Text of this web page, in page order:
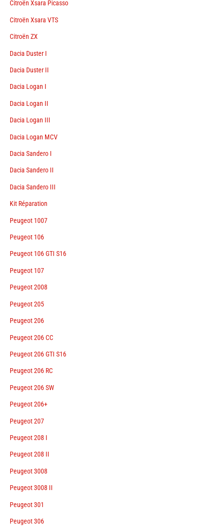
Citroën Xsara Picasso
Citroën Xsara VTS
Citroën ZX
Dacia Duster I
Dacia Duster II
Dacia Logan I
Dacia Logan II
Dacia Logan III
Dacia Logan MCV
Dacia Sandero I
Dacia Sandero II
Dacia Sandero III
Kit Réparation
Peugeot 1007
Peugeot 106
Peugeot 106 GTI S16
Peugeot 107
Peugeot 2008
Peugeot 205
Peugeot 206
Peugeot 206 CC
Peugeot 206 GTI S16
Peugeot 206 RC
Peugeot 206 SW
Peugeot 206+
Peugeot 207
Peugeot 208 I
Peugeot 208 II
Peugeot 3008
Peugeot 3008 II
Peugeot 301
Peugeot 306